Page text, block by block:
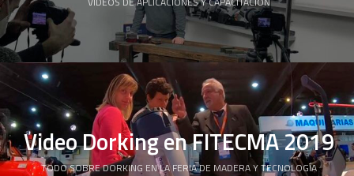
Video Dorking en FITECMA 2019
TODO SOBRE DORKING EN LA FERIA DE MADERA Y TECNOLOGÍA